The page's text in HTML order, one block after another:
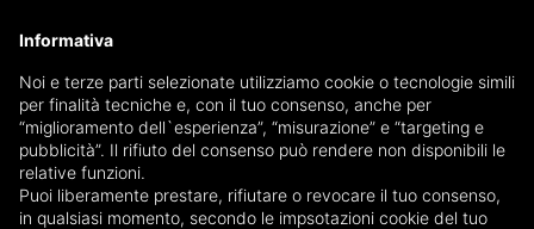
Receive a copy of the newspaper by mail
Choose newspaper
Informativa
Noi e terze parti selezionate utilizziamo cookie o tecnologie simili
per finalità tecniche e, con il tuo consenso, anche per
“miglioramento dell`esperienza”, “misurazione” e “targeting e
pubblicità”. Il rifiuto del consenso può rendere non disponibili le
relative funzioni.
Puoi liberamente prestare, rifiutare o revocare il tuo consenso,
in qualsiasi momento, secondo le impsotazioni cookie del tuo